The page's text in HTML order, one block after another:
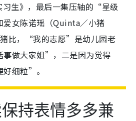
习生》，最后一集压轴的“星级
女陈诺瑶（Quinta／小猪
比，“我的志愿”是幼儿园老
做大家姐”，二是因为觉得
细粒”。
持表情多多兼